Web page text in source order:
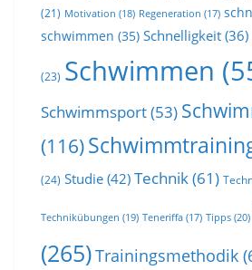
(21) Motivation (18) Regeneration (17)
schwimmen (35) Schnelligkeit (36)
(23) Schwimmen
Schwimmsport(53)
(116)
(24) Studie (42) Technik(61)
Technikübungen (19) Teneriffa (17) Tipps (20)
(265)Trainingsmethodik